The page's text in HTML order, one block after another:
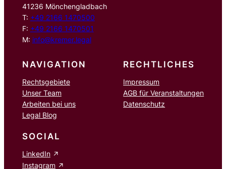
41236 Mönchengladbach
T: +49 2166 1470500
F: +49 2166 1470501
M: info@kremer.legal
NAVIGATION
Rechtsgebiete
Unser Team
Arbeiten bei uns
Legal Blog
RECHTLICHES
Impressum
AGB für Veranstaltungen
Datenschutz
SOCIAL
LinkedIn
Instagram